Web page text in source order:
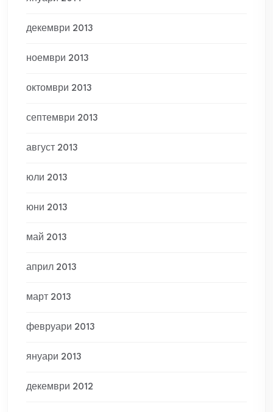
декември 2013
ноември 2013
октомври 2013
септември 2013
август 2013
юли 2013
юни 2013
май 2013
април 2013
март 2013
февруари 2013
януари 2013
декември 2012